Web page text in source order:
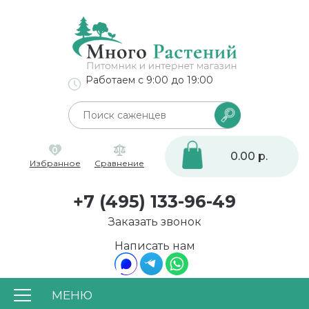
МЕНЮ
Написать нам
Работаем с 9:00 до 19:00
0
Избранное
Сравнение
0.00 р.
+7 (495) 133-96-49
Заказать звонок